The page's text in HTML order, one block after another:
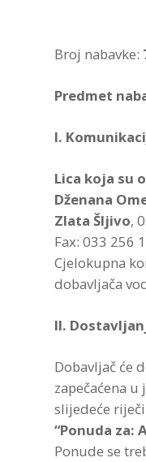
Broj nabavke:
Predmet
I.
Lica koja su
Dženana
Zlata Šljivo,
Fax: 033 256
Cjelokupna
dobavljača
II.
Dobavljač će
zapečaćena
slijedeće
“Ponuda za:
Ponude se